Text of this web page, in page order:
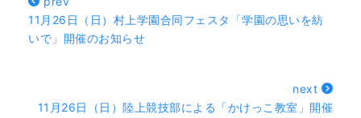
11月26日（日）村上学園合同フェスタ「学園の思いを紡
いで」開催のお知らせ
next
11月26日（日）陸上競技部による「かけっこ教室」開催